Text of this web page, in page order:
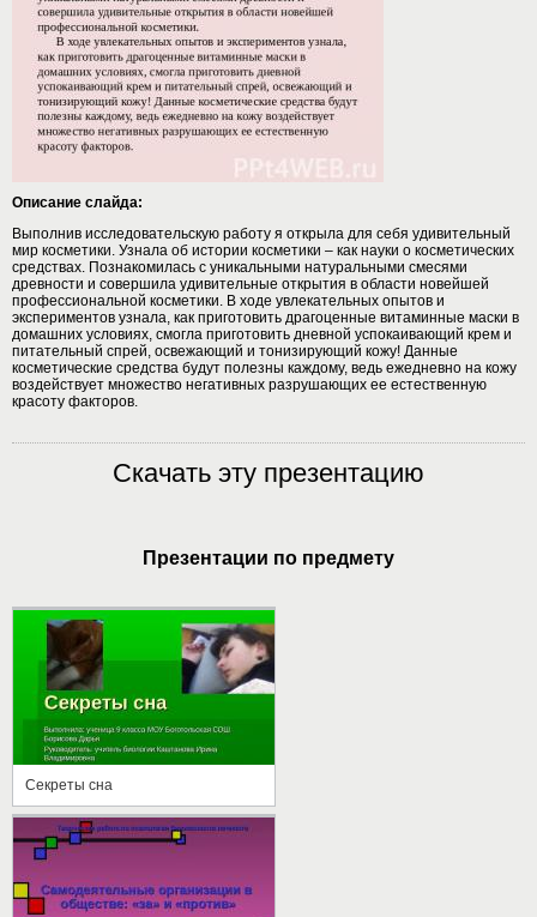
Описание слайда:
Выполнив исследовательскую работу я открыла для себя удивительный
мир косметики. Узнала об истории косметики – как науки о косметических
средствах. Познакомилась с уникальными натуральными смесями
древности и совершила удивительные открытия в области новейшей
профессиональной косметики. В ходе увлекательных опытов и
экспериментов узнала, как приготовить драгоценные витаминные маски в
домашних условиях, смогла приготовить дневной успокаивающий крем и
питательный спрей, освежающий и тонизирующий кожу! Данные
косметические средства будут полезны каждому, ведь ежедневно на кожу
воздействует множество негативных разрушающих ее естественную
красоту факторов.
Скачать эту презентацию
Презентации по предмету
Секреты сна